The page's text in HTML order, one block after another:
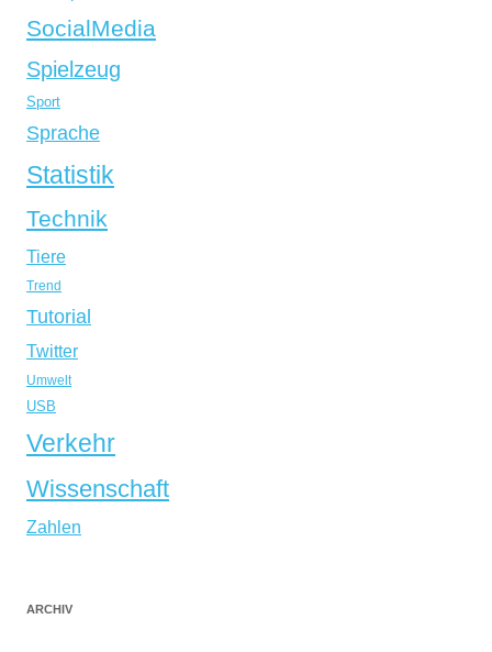
SocialMedia
Spielzeug
Sport
Sprache
Statistik
Technik
Tiere
Trend
Tutorial
Twitter
Umwelt
USB
Verkehr
Wissenschaft
Zahlen
ARCHIV